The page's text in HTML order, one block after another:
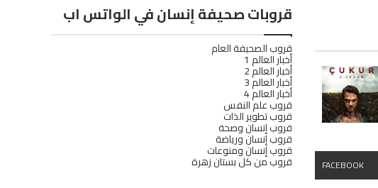
FACEBOOK
قروبات صحيفة إنسان في الواتس اب
قروب الصحيفة العام
أخبار العالم 1
أخبار العالم 2
أخبار العالم 3
أخبار العالم 4
قروب علم النفس
قروب تطوير الذات
قروب إنسان وصحة
قروب إنسان ورياضة
قروب إنسان ومنوعات
قروب من كل بستان زهرة